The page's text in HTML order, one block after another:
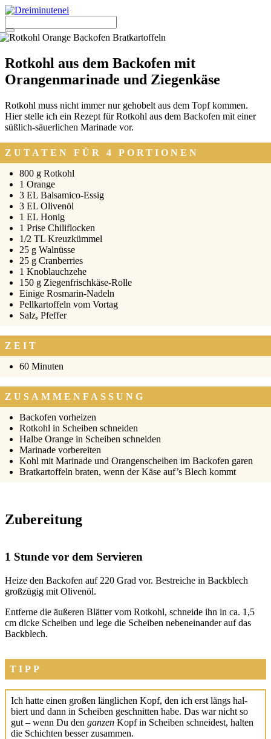
Zum
springen
Menü
Rotkohl aus dem Backofen mit
Orangenmarinade und Ziegenkäse
Rot­kohl muss nicht immer nur geho­belt aus dem Topf kom­men.
Hier stel­le ich ein Rezept für Rot­kohl aus dem Back­ofen mit einer
süß­lich-säu­er­li­chen Mari­na­de vor.
ZUTATEN FÜR 4 PORTIONEN
800 g Rot­kohl
1 Oran­ge
3 EL Bal­sa­mi­co-Essig
3 EL Oli­ven­öl
1 EL Honig
1 Pri­se Chi­li­flo­cken
1/2 TL Kreuz­küm­mel
25 g Wal­nüs­se
25 g Cran­ber­ries
1 Knob­lauch­ze­he
150 g Zie­gen­frisch­kä­se-Rol­le
Eini­ge Ros­ma­rin-Nadeln
Pell­kar­tof­feln vom Vor­tag
Salz, Pfef­fer
ZEIT
60 Minu­ten
ZUSAMMENFASSUNG
Back­ofen vor­hei­zen
Rot­kohl in Schei­ben schnei­den
Hal­be Oran­ge in Schei­ben schnei­den
Mari­na­de vor­be­rei­ten
Kohl mit Mari­na­de und Oran­gen­schei­ben im Back­ofen garen
Brat­kar­tof­feln bra­ten, wenn der Käse auf’s Blech kommt
Zubereitung
1 Stunde vor dem Servieren
Hei­ze den Back­ofen auf 220 Grad vor. Bestrei­che in Back­blech
groß­zü­gig mit Oli­ven­öl.
Ent­fer­ne die äuße­ren Blät­ter vom Rot­kohl, schnei­de ihn in ca. 1,5
cm dicke Schei­ben und lege die Schei­ben neben­ein­an­der auf das
Back­blech.
TIPP
Ich hat­te einen gro­ßen läng­li­chen Kopf, den ich erst längs hal­
biert und dann in Schei­ben geschnit­ten habe. Das war nicht so
gut – wenn Du den gan­zen Kopf in Schei­ben schnei­dest, hal­ten
die Schich­ten bes­ser zusam­men.